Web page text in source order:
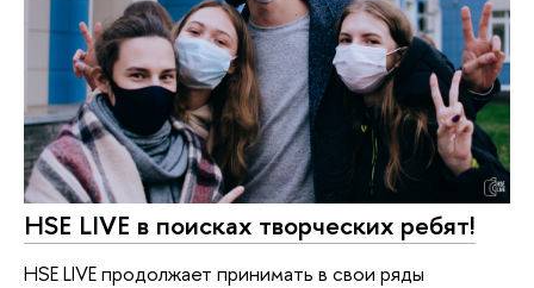
HSE LIVE в поисках творческих ребят!
HSE LIVE продолжает принимать в свои ряды